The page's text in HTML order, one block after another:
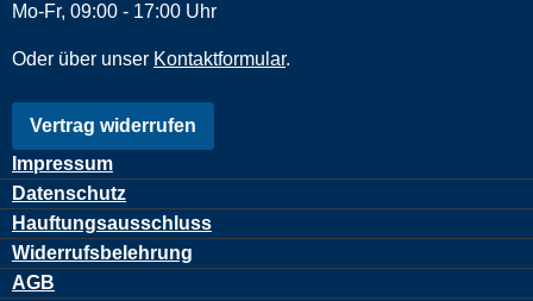
Mo-Fr, 09:00 - 17:00 Uhr
Oder über unser Kontaktformular.
Vertrag widerrufen
Impressum
Datenschutz
Hauftungsausschluss
Widerrufsbelehrung
AGB